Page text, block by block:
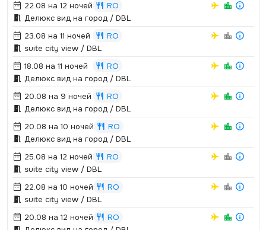
22.08 на 12 ночей
RO
Делюкс вид на город / DBL
23.08 на 11 ночей
RO
suite city view / DBL
18.08 на 11 ночей
RO
Делюкс вид на город / DBL
20.08 на 9 ночей
RO
Делюкс вид на город / DBL
20.08 на 10 ночей
RO
Делюкс вид на город / DBL
25.08 на 12 ночей
RO
suite city view / DBL
22.08 на 10 ночей
RO
suite city view / DBL
20.08 на 12 ночей
RO